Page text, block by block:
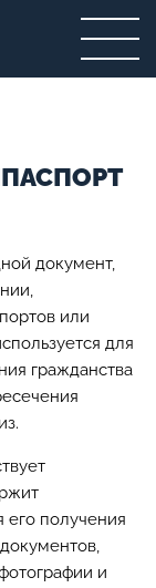
документ,
или
для
гражданства
получения
и